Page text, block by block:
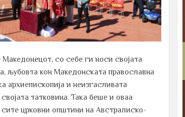
со себе ги носи својата
љубовта кон Македонската православна
архиепископија и неизгасливата
татковина. Така беше и оваа
сите црковни општини на Австралиско-